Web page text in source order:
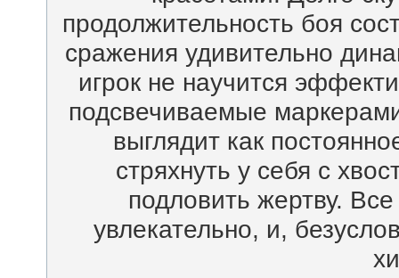
продолжительность боя
сражения удивительно
игрок не научится
подсвечиваемые
выглядит как
стряхнуть у себя с
подловить жертву.
увлекательно, и,